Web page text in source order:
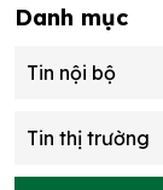
Danh mục
Tin nội bộ
Tin thị trường